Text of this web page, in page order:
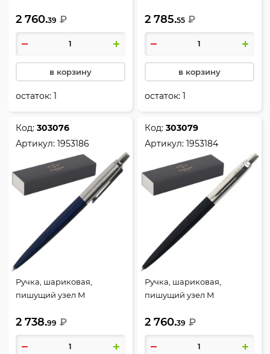
чернил синий, WATERLOO
CT BP M GB, Jotter, Parker,
1953191
2 760.39 ₽
в корзину
остаток:1
чернил синий, JOT
KENSINGTON RED CT BP M
BLU GB, Jotter, Parker,
2 785.55 ₽
в корзину
остаток:1
Код:303076
Артикул:1953186
Ручка, шариковая,
пишущий узел M
чернил синий, JOT ROYAL
BLUE CT BP M. GB, Jotter,
Parker, 1953186
2 738.99 ₽
Код:303079
Артикул:1953184
Ручка, шариковая,
пишущий узел M
чернил синий, Bond Street
Black CT, Jotter, Parker,
1953184
2 760.39 ₽